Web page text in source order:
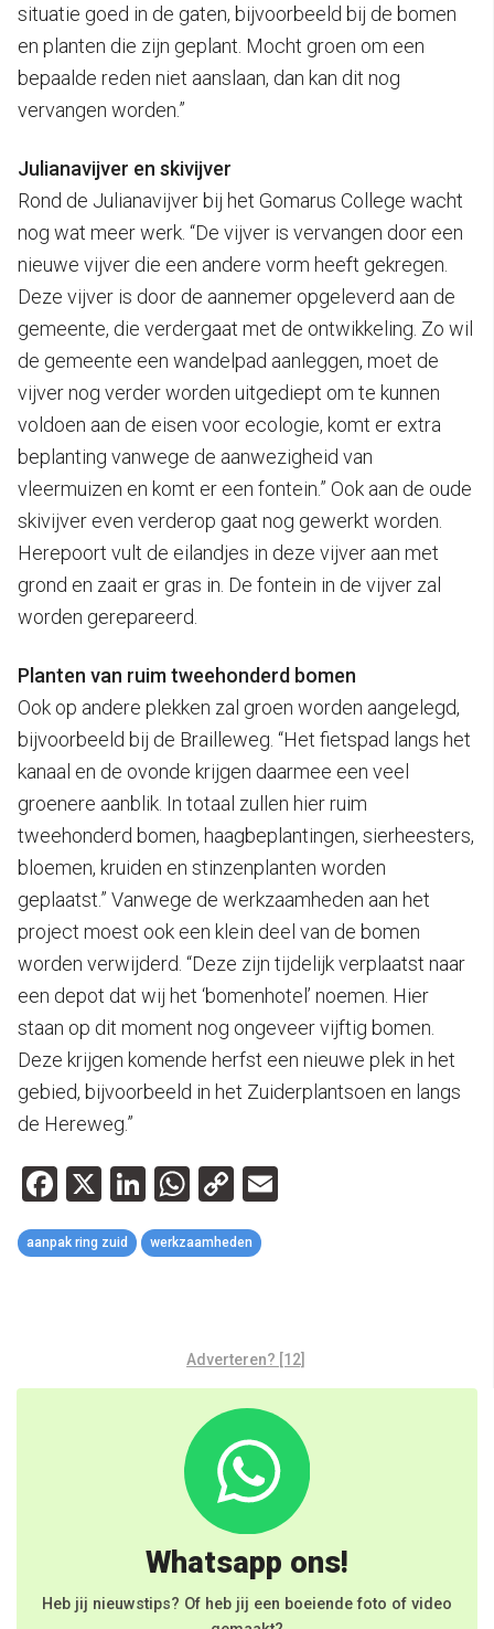
situatie goed in de gaten, bijvoorbeeld bij de bomen
en planten die zijn geplant. Mocht groen om een
bepaalde reden niet aanslaan, dan kan dit nog
vervangen worden.”
Julianavijver en skivijver
Rond de Julianavijver bij het Gomarus College wacht
nog wat meer werk. “De vijver is vervangen door een
nieuwe vijver die een andere vorm heeft gekregen.
Deze vijver is door de aannemer opgeleverd aan de
gemeente, die verdergaat met de ontwikkeling. Zo wil
de gemeente een wandelpad aanleggen, moet de
vijver nog verder worden uitgediept om te kunnen
voldoen aan de eisen voor ecologie, komt er extra
beplanting vanwege de aanwezigheid van
vleermuizen en komt er een fontein.” Ook aan de oude
skivijver even verderop gaat nog gewerkt worden.
Herepoort vult de eilandjes in deze vijver aan met
grond en zaait er gras in. De fontein in de vijver zal
worden gerepareerd.
Planten van ruim tweehonderd bomen
Ook op andere plekken zal groen worden aangelegd,
bijvoorbeeld bij de Brailleweg. “Het fietspad langs het
kanaal en de ovonde krijgen daarmee een veel
groenere aanblik. In totaal zullen hier ruim
tweehonderd bomen, haagbeplantingen, sierheesters,
bloemen, kruiden en stinzenplanten worden
geplaatst.” Vanwege de werkzaamheden aan het
project moest ook een klein deel van de bomen
worden verwijderd. “Deze zijn tijdelijk verplaatst naar
een depot dat wij het ‘bomenhotel’ noemen. Hier
staan op dit moment nog ongeveer vijftig bomen.
Deze krijgen komende herfst een nieuwe plek in het
gebied, bijvoorbeeld in het Zuiderplantsoen en langs
de Hereweg.”
Facebook
X LinkedIn
WhatsApp
Copy
Link
aanpak ring zuid werkzaamheden
Adverteren? [12]
Whatsapp ons!
Heb jij nieuwstips? Of heb jij een boeiende foto of video